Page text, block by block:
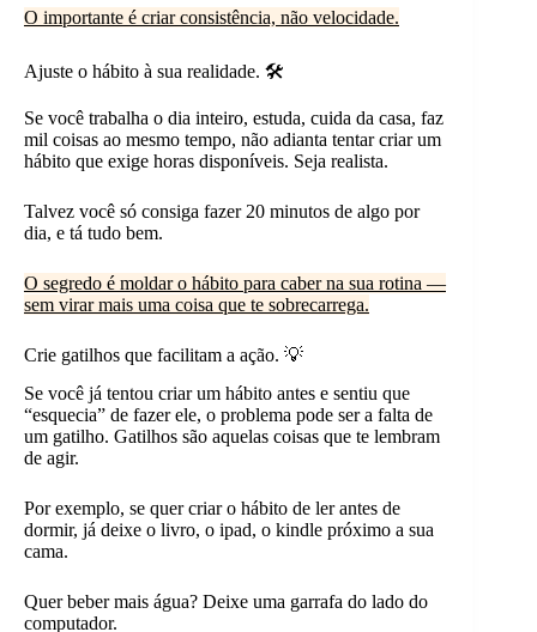
O importante é criar consistência, não velocidade.
Ajuste o hábito à sua realidade. 🛠
Se você trabalha o dia inteiro, estuda, cuida da casa, faz
mil coisas ao mesmo tempo, não adianta tentar criar um
hábito que exige horas disponíveis. Seja realista.
Talvez você só consiga fazer 20 minutos de algo por
dia, e tá tudo bem.
O segredo é moldar o hábito para caber na sua rotina —
sem virar mais uma coisa que te sobrecarrega.
Crie gatilhos que facilitam a ação. 💡
Se você já tentou criar um hábito antes e sentiu que
“esquecia” de fazer ele, o problema pode ser a falta de
um gatilho. Gatilhos são aquelas coisas que te lembram
de agir.
Por exemplo, se quer criar o hábito de ler antes de
dormir, já deixe o livro, o ipad, o kindle próximo a sua
cama.
Quer beber mais água? Deixe uma garrafa do lado do
computador.